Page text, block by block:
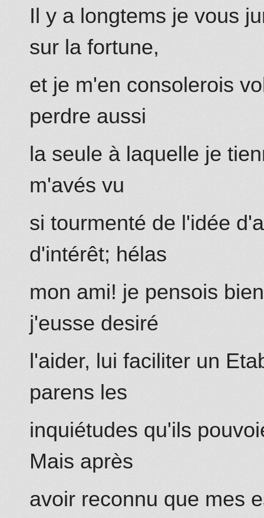
Il y a longtems je vous
sur la fortune,
et je m'en consolerois
perdre aussi
la seule à laquelle je
m'avés vu
si tourmenté de l'idée d'
d'intérêt; hélas
mon ami! je pensois
j'eusse desiré
l'aider, lui faciliter un
parens les
inquiétudes qu'ils
Mais après
avoir reconnu que mes